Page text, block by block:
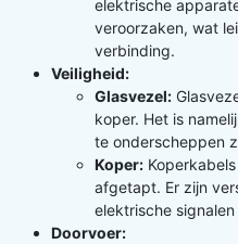
elektrische
veroorzaken, wat
verbinding.
Veiligheid:
Glasvezel:
koper. Het is
te onderscheppen
Koper:
afgetapt. Er zijn
elektrische
Doorvoer: